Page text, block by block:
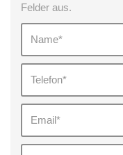
Felder aus.